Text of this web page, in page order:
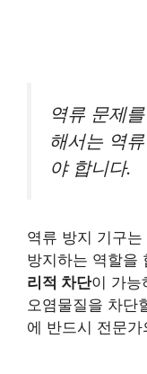
역류 문제
해서는 역
야 합니다.
역류 방지 기구
방지하는 역할을
리적 차단이 가능
오염물질을 차단
에 반드시 전문